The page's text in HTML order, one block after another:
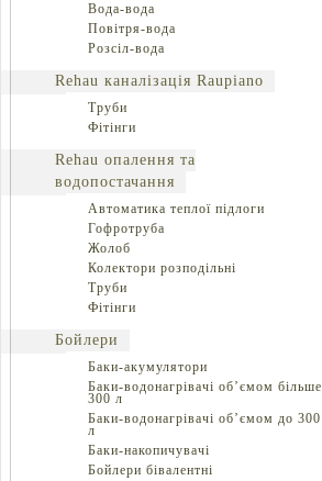
Вода-вода
Повітря-вода
Розсіл-вода
Rehau каналізація Raupiano
Труби
Фітінги
Rehau опалення та
водопостачання
Автоматика теплої підлоги
Гофротруба
Жолоб
Колектори розподільні
Труби
Фітінги
Бойлери
Баки-акумулятори
Баки-водонагрівачі об’ємом більше
300 л
Баки-водонагрівачі об’ємом до 300
л
Баки-накопичувачі
Бойлери бівалентні